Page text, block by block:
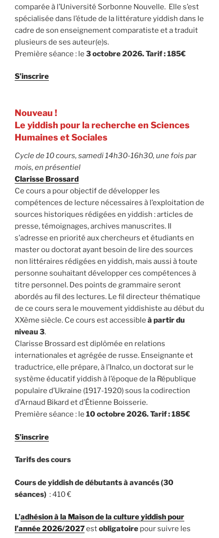
comparée à l’Université Sorbonne Nouvelle. Elle s’est
spécialisée dans l’étude de la littérature yiddish dans le
cadre de son enseignement comparatiste et a traduit
plusieurs de ses auteur(e)s.
Première séance : le 3 octobre 2026. Tarif : 185€
S’inscrire
Nouveau !
Le yiddish pour la recherche en Sciences
Humaines et Sociales
Cycle de 10 cours, samedi 14h30-16h30, une fois par
mois, en présentiel
Clarisse Brossard
Ce cours a pour objectif de développer les
compétences de lecture nécessaires à l’exploitation de
sources historiques rédigées en yiddish : articles de
presse, témoignages, archives manuscrites. Il
s’adresse en priorité aux chercheurs et étudiants en
master ou doctorat ayant besoin de lire des sources
non littéraires rédigées en yiddish, mais aussi à toute
personne souhaitant développer ces compétences à
titre personnel. Des points de grammaire seront
abordés au fil des lectures. Le fil directeur thématique
de ce cours sera le mouvement yiddishiste au début du
XXème siècle. Ce cours est accessible à partir du
niveau 3.
Clarisse Brossard est diplômée en relations
internationales et agrégée de russe. Enseignante et
traductrice, elle prépare, à l’Inalco, un doctorat sur le
système éducatif yiddish à l’époque de la République
populaire d’Ukraine (1917-1920) sous la codirection
d’Arnaud Bikard et d’Étienne Boisserie.
Première séance : le 10 octobre 2026. Tarif : 185€
S’inscrire
Tarifs des cours
Cours de yiddish de débutants à avancés (30
séances) : 410 €
L’adhésion à la Maison de la culture yiddish pour
l’année 2026/2027estobligatoire pour suivre les